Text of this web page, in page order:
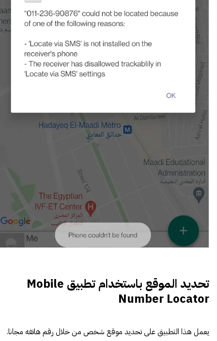
تحديد الموقع باستخدام تطبيق Mobile
Number Locator
يعمل هذا التطبيق على تحديد موقع شخص من خلال رقم هاتفه مجانا.